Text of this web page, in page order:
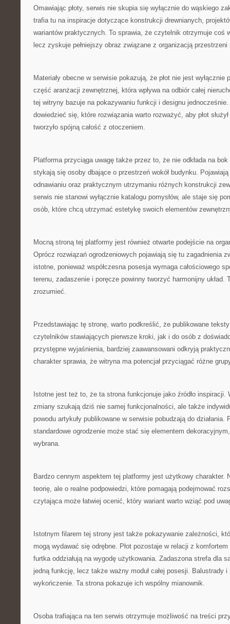
Omawiając płoty, serwis nie skupia się wyłącznie do wąskiego
trafia tu na inspiracje dotyczące konstrukcji drewnianych,
wariantów praktycznych. To sprawia, że czytelnik otrzymuje coś
lecz zyskuje pełniejszy obraz związane z organizacją przestrzeni
Materiały obecne w serwisie pokazują, że płot nie jest wyłącznie
część aranżacji zewnętrznej, która wpływa na odbiór całej
tej witryny bazuje na pokazywaniu funkcji i designu
dowiedzieć się, które rozwiązania warto rozważyć, aby płot
tworzyło spójną całość z otoczeniem.
Platforma przyciąga uwagę także przez to, że nie odkłada na
stykają się osoby dbające o przestrzeń wokół budynku.
odnawianiu oraz praktycznym utrzymaniu różnych konstrukcji
serwis nie stanowi wyłącznie katalogu pomysłów, ale staje się
osób, które chcą utrzymać estetykę swoich elementów
Mocną stroną tej platformy jest również otwarte podejście na
Oprócz rozwiązań ogrodzeniowych pojawiają się tu zagadnienia
istotne, ponieważ współczesna posesja wymaga całościowego
terenu, zadaszenie i poręcze powinny tworzyć harmonijny układ.
zrozumieć.
Przedstawiając tę stronę, warto podkreślić, że publikowane
czytelników stawiających pierwsze kroki, jak i do osób z
przystępne wyjaśnienia, bardziej zaawansowani odkryją
charakter sprawia, że witryna ma potencjał przyciągać różne
Istotne jest też to, że ta strona funkcjonuje jako źródło inspiracji.
zmiany szukają dziś nie samej funkcjonalności, ale także
powodu artykuły publikowane w serwisie pobudzają do działania.
standardowe ogrodzenie może stać się elementem
wybrana.
Bardzo cennym aspektem tej platformy jest użytkowy charakter.
teorię, ale o realne podpowiedzi, które pomagają podejmować
czytająca może łatwiej ocenić, który wariant warto wziąć pod
Istotnym filarem tej strony jest także pokazywanie zależności,
mogą wydawać się odrębne. Płot pozostaje w relacji z
furtka oddziałują na wygodę użytkowania. Zadaszona strefa dla
jedną funkcję, lecz także ważny moduł całej posesji. Balustrady
wykończenie. Ta strona pokazuje ich wspólny mianownik.
Osoba trafiająca na ten serwis otrzymuje możliwość na treści